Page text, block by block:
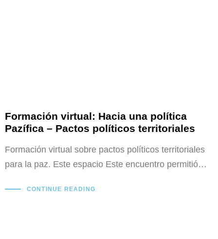
Formación virtual: Hacia una política
Pazífica – Pactos políticos territoriales
Formación virtual sobre pactos políticos territoriales
para la paz. Este espacio Este encuentro permitió…
CONTINUE READING